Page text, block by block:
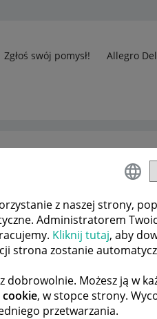
z naszej strony,
Administratorem
Kliknij tutaj, aby
strona zostanie
dobrowolnie. Możesz ją w
, w stopce strony.
przetwarzania.
Zgłoś swój pomysł! Allegro